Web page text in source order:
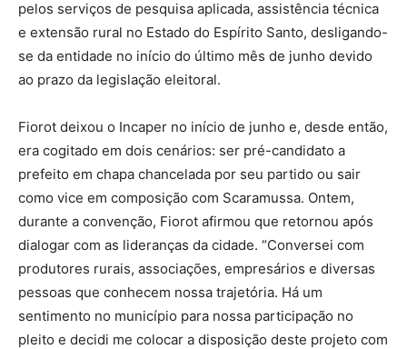
pelos serviços de pesquisa aplicada, assistência técnica
e extensão rural no Estado do Espírito Santo, desligando-
se da entidade no início do último mês de junho devido
ao prazo da legislação eleitoral.
Fiorot deixou o Incaper no início de junho e, desde então,
era cogitado em dois cenários: ser pré-candidato a
prefeito em chapa chancelada por seu partido ou sair
como vice em composição com Scaramussa. Ontem,
durante a convenção, Fiorot afirmou que retornou após
dialogar com as lideranças da cidade. “Conversei com
produtores rurais, associações, empresários e diversas
pessoas que conhecem nossa trajetória. Há um
sentimento no município para nossa participação no
pleito e decidi me colocar a disposição deste projeto com